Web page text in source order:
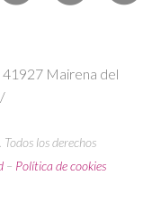
41927 Mairena del
los derechos
– Política de cookies